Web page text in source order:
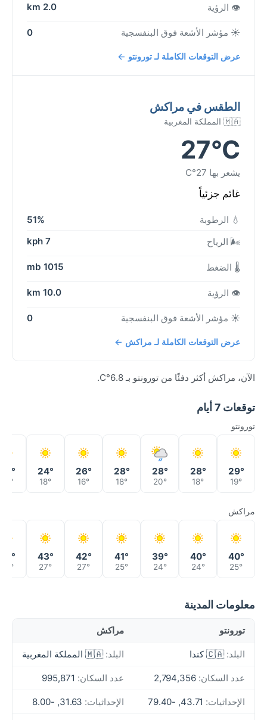
👁️ الرؤية 2.0 km
☀️ مؤشر الأشعة فوق البنفسجية 0
عرض التوقعات الكاملة لـ تورونتو ←
الطقس في مراكش
🇲🇦 المملكة المغربية
27°C
يشعر بها 27°C
غائم جزئياً
💧 الرطوبة
51%
🌬️ الرياح
7 kph
🌡️ الضغط 1015 mb
👁️ الرؤية 10.0 km
☀️ مؤشر الأشعة فوق البنفسجية 0
عرض التوقعات الكاملة لـ مراكش ←
الآن، مراكش أكثر دفئًا من تورونتو بـ 6.8°C.
توقعات 7 أيام
تورونتو
29°
19°
28°
18°
28°
20°
28°
18°
26°
16°
24°
18°
16°
مراكش
40°
25°
40°
24°
39°
24°
41°
25°
42°
27°
43°
27°
27°
معلومات المدينة
تورونتو مراكش
البلد: 🇨🇦 كندا البلد: 🇲🇦 المملكة المغربية
عدد السكان: عدد السكان:
الإحداثيات: الإحداثيات: